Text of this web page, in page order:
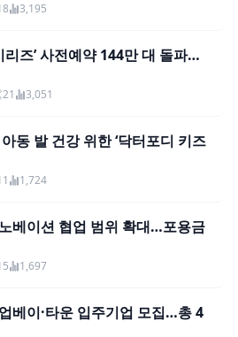
3,195
리즈’ 사전예약 144만 대 돌파…
21 3,051
동 발 건강 위한 ‘닥터포디 키즈
1,724
베이션 협업 범위 확대…포용금
1,697
베이·타운 입주기업 모집…총 4